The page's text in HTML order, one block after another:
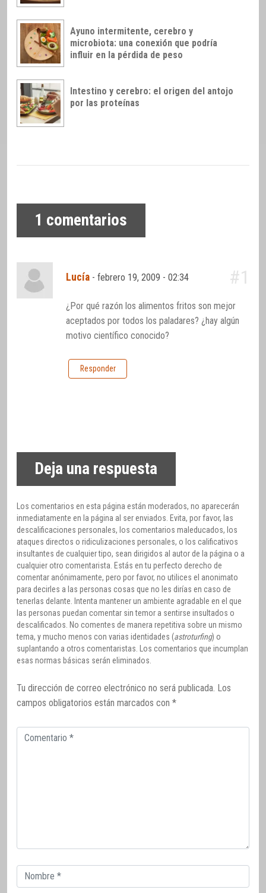
Ayuno intermitente, cerebro y
microbiota: una conexión que podría
influir en la pérdida de peso
Intestino y cerebro: el origen del antojo
por las proteínas
1 comentarios
Lucía -febrero 19, 2009 - 02:34 #1
¿Por qué razón los alimentos fritos son mejor
aceptados por todos los paladares? ¿hay algún
motivo científico conocido?
Responder
Deja una respuesta
Los comentarios en esta página están moderados, no aparecerán
inmediatamente en la página al ser enviados. Evita, por favor, las
descalificaciones personales, los comentarios maleducados, los
ataques directos o ridiculizaciones personales, o los calificativos
insultantes de cualquier tipo, sean dirigidos al autor de la página o a
cualquier otro comentarista. Estás en tu perfecto derecho de
comentar anónimamente, pero por favor, no utilices el anonimato
para decirles a las personas cosas que no les dirías en caso de
tenerlas delante. Intenta mantener un ambiente agradable en el que
las personas puedan comentar sin temor a sentirse insultados o
descalificados. No comentes de manera repetitiva sobre un mismo
tema, y mucho menos con varias identidades (astroturfing) o
suplantando a otros comentaristas. Los comentarios que incumplan
esas normas básicas serán eliminados.
Tu dirección de correo electrónico no será publicada. Los
campos obligatorios están marcados con *
Comentario
Correo
electrónico